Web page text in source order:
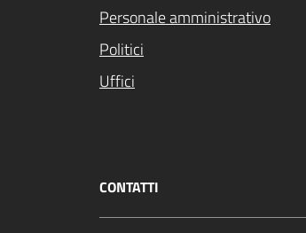
Personale amministrativo
Politici
Uffici
CONTATTI